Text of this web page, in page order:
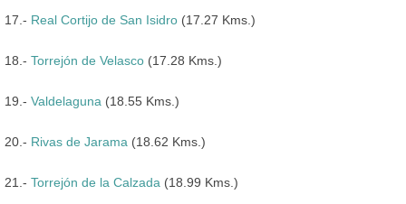
17.- Real Cortijo de San Isidro (17.27 Kms.)
18.- Torrejón de Velasco (17.28 Kms.)
19.- Valdelaguna (18.55 Kms.)
20.- Rivas de Jarama (18.62 Kms.)
21.- Torrejón de la Calzada (18.99 Kms.)